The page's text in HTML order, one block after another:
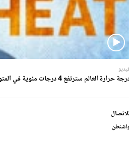
حرارة العالم سترتفع 4 درجات مئوية في المتوسط قبل نهاية هذا القرن